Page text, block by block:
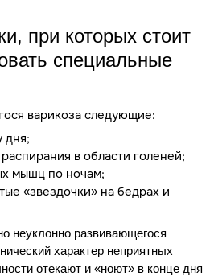
при которых стоит
специальные
варикоза следующие:
дня;
в области голеней;
мышц по ночам;
«звездочки» на бедрах и
неуклонно развивающегося
характер неприятных
отекают и «ноют» в конце дня